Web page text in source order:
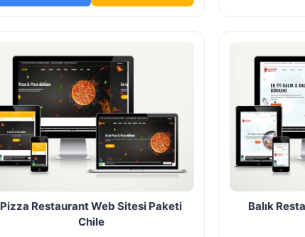
Pizza Restaurant Web Sitesi Paketi
Chile
Balık